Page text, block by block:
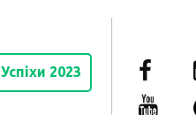
Успіхи 2023